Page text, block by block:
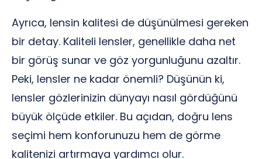
Ayrıca, lensin kalitesi de düşünülmesi gereken
bir detay. Kaliteli lensler, genellikle daha net
bir görüş sunar ve göz yorgunluğunu azaltır.
Peki, lensler ne kadar önemli? Düşünün ki,
lensler gözlerinizin dünyayı nasıl gördüğünü
büyük ölçüde etkiler. Bu açıdan, doğru lens
seçimi hem konforunuzu hem de görme
kalitenizi artırmaya yardımcı olur.